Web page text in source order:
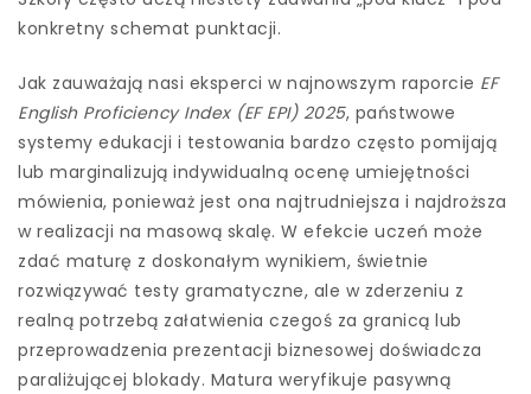
konkretny schemat punktacji.
Jak zauważają nasi eksperci w najnowszym raporcie EF
English Proficiency Index (EF EPI) 2025, państwowe
systemy edukacji i testowania bardzo często pomijają
lub marginalizują indywidualną ocenę umiejętności
mówienia, ponieważ jest ona najtrudniejsza i najdroższa
w realizacji na masową skalę. W efekcie uczeń może
zdać maturę z doskonałym wynikiem, świetnie
rozwiązywać testy gramatyczne, ale w zderzeniu z
realną potrzebą załatwienia czegoś za granicą lub
przeprowadzenia prezentacji biznesowej doświadcza
paraliżującej blokady. Matura weryfikuje pasywną